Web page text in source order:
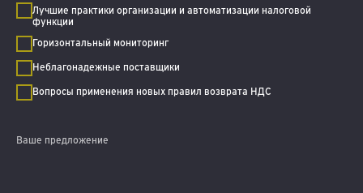
Лучшие практики организации и автоматизации налоговой
функции
Горизонтальный мониторинг
Неблагонадежные поставщики
Вопросы применения новых правил возврата НДС
Ваше предложение